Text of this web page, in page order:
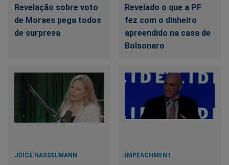
Revelação sobre voto
de Moraes pega todos
de surpresa
Revelado o que a PF
fez com o dinheiro
apreendido na casa de
Bolsonaro
JOICE HASSELMANN IMPEACHMENT